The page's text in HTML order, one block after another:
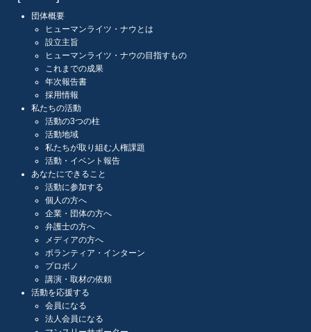
団体概要
ヒューマンライツ・ナウとは
設立主旨
ヒューマンライツ・ナウの目指すもの
これまでの成果
年次報告書
採用情報
私たちの活動
活動の3つの柱
活動地域
私たちが取り組む人権課題
活動・イベント報告
あなたにできること
活動に参加する
個人の方へ
企業・団体の方へ
弁護士の方へ
メディアの方へ
ボランティア・インターン
プロボノ
講演・取材の依頼
活動を応援する
会員になる
法人会員になる